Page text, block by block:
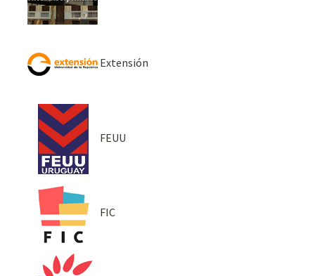
Extensión
FEUU
FIC